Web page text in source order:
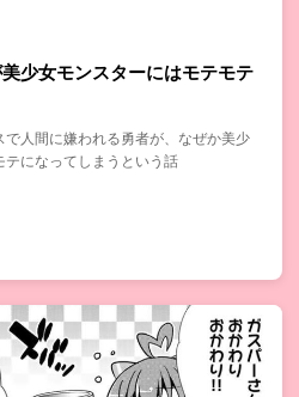
少女モンスターにはモテモテ
人間に嫌われる勇者が、なぜか美少
になってしまうという話